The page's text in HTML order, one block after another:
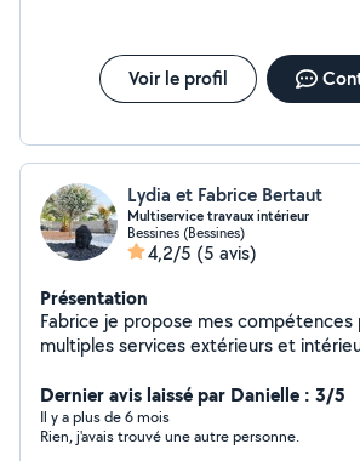
Voir le profil
Lydia et Fabrice Bertaut
Multiservice travaux intérieur
Bessines (Bessines)
4,2/5 (5 avis)
Présentation
Fabrice je propose mes compétences professionnelles
multiples services extérieurs et
mur et sols faïence murale Parquet stratifié N'hésitez
pas à me contacter pour tout vos besoins
terrasse bois composite carrelée ou
Dernier avis laissé par Danielle : 3/5
Il y a plus de 6 mois
Rien, j'avais trouvé une autre personne.